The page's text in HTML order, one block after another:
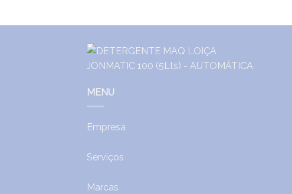
MENU
Empresa
Serviços
Marcas